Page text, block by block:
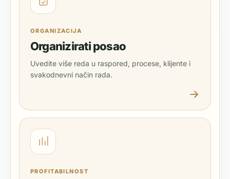
ORGANIZACIJA
Organizirati posao
Uvedite više reda u raspored, procese, klijente i
svakodnevni način rada.
PROFITABILNOST